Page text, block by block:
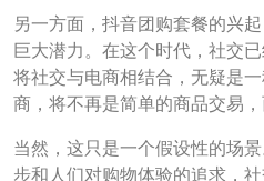
另一方面，抖音团购套餐的兴
巨大潜力。在这个时代，社交
将社交与电商相结合，无疑是
商，将不再是简单的商品交易
当然，这只是一个假设性的场
步和人们对购物体验的追求，